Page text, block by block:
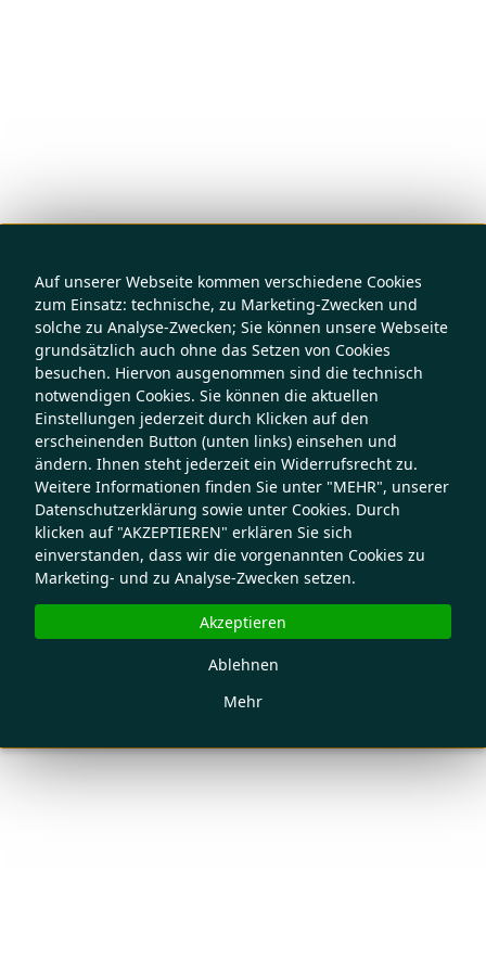
Auf unserer Webseite kommen verschiedene Cookies
zum Einsatz: technische, zu Marketing-Zwecken und
solche zu Analyse-Zwecken; Sie können unsere Webseite
grundsätzlich auch ohne das Setzen von Cookies
besuchen. Hiervon ausgenommen sind die technisch
notwendigen Cookies. Sie können die aktuellen
Einstellungen jederzeit durch Klicken auf den
erscheinenden Button (unten links) einsehen und
ändern. Ihnen steht jederzeit ein Widerrufsrecht zu.
Weitere Informationen finden Sie unter "MEHR", unserer
Datenschutzerklärung sowie unter Cookies. Durch
klicken auf "AKZEPTIEREN" erklären Sie sich
einverstanden, dass wir die vorgenannten Cookies zu
Marketing- und zu Analyse-Zwecken setzen.
Mehr
Ablehnen
Akzeptieren